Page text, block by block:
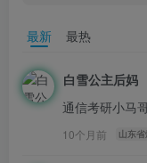
最新 最热
白雪公主后妈
通信考研小马
10个月前 山东